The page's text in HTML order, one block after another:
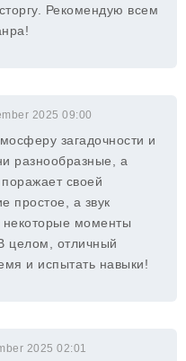
Рекомендую всем
2025 09:00
загадочности и
разнообразные, а
своей
простое, а звук
моменты
целом, отличный
и испытать навыки!
2025 02:01